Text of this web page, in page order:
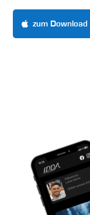
zum Download